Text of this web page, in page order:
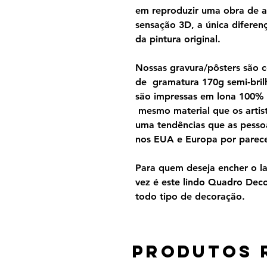
em reproduzir uma obra de
sensação 3D, a única
da pintura original.
Nossas gravura/pôsters são
de gramatura 170g semi-
são impressas em lona
mesmo material que os
uma tendências que as
nos EUA e Europa por
Para quem deseja encher o
vez é este lindo Quadro
todo tipo de decoração.
Produtos